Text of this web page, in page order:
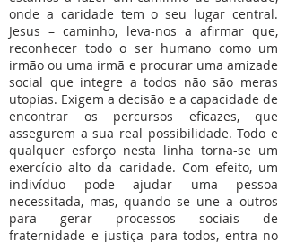
onde a caridade tem o seu lugar central.
Jesus – caminho, leva-nos a afirmar que,
reconhecer todo o ser humano como um
irmão ou uma irmã e procurar uma amizade
social que integre a todos não são meras
utopias. Exigem a decisão e a capacidade de
encontrar os percursos eficazes, que
assegurem a sua real possibilidade. Todo e
qualquer esforço nesta linha torna-se um
exercício alto da caridade. Com efeito, um
indivíduo pode ajudar uma pessoa
necessitada, mas, quando se une a outros
para gerar processos sociais de
fraternidade e justiça para todos, entra no